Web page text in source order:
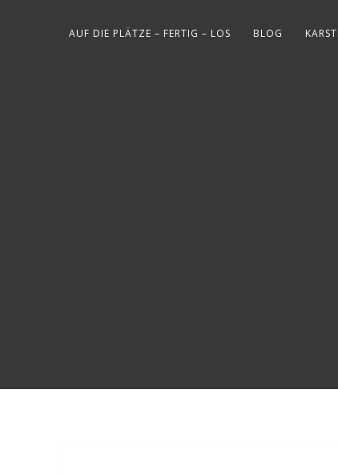
AUF DIE PLÄTZE – FERTIG – LOS BLOG